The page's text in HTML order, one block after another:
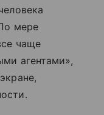
мере
чаще
агентами»,